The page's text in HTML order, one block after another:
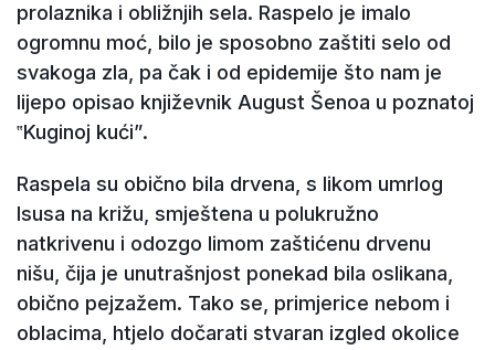
prolaznika i obližnjih sela. Raspelo je imalo
ogromnu moć, bilo je sposobno zaštiti selo od
svakoga zla, pa čak i od epidemije što nam je
lijepo opisao književnik August Šenoa u poznatoj
‟Kuginoj kućiˮ.
Raspela su obično bila drvena, s likom umrlog
Isusa na križu, smještena u polukružno
natkrivenu i odozgo limom zaštićenu drvenu
nišu, čija je unutrašnjost ponekad bila oslikana,
obično pejzažem. Tako se, primjerice nebom i
oblacima, htjelo dočarati stvaran izgled okolice